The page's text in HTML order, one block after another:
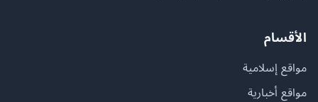
الأقسام
مواقع إسلامية
مواقع أخبارية